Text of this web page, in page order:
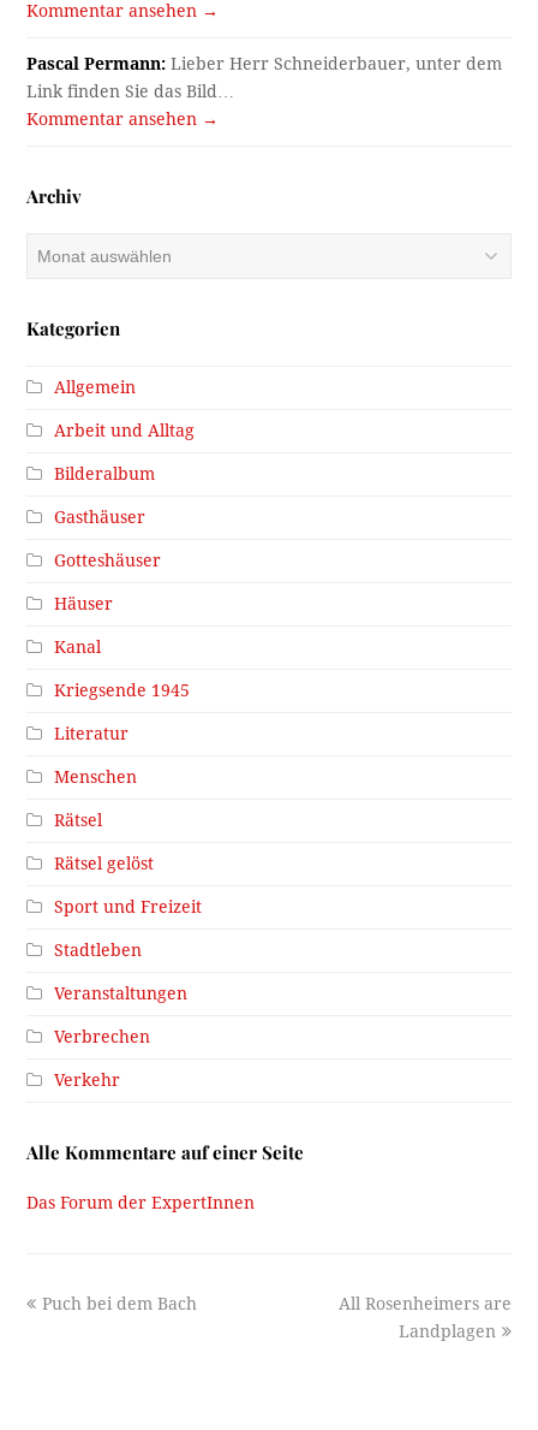
Kommentar ansehen →
Pascal Permann: Lieber Herr Schneiderbauer, unter dem
Link finden Sie das Bild…
Kommentar ansehen →
Archiv
Archiv
Kategorien
Allgemein
Arbeit und Alltag
Bilderalbum
Gasthäuser
Gotteshäuser
Häuser
Kanal
Kriegsende 1945
Literatur
Menschen
Rätsel
Rätsel gelöst
Sport und Freizeit
Stadtleben
Veranstaltungen
Verbrechen
Verkehr
Alle Kommentare auf einer Seite
Das Forum der ExpertInnen
previous
Puch bei dem Bach
next
All Rosenheimers are
Landplagen